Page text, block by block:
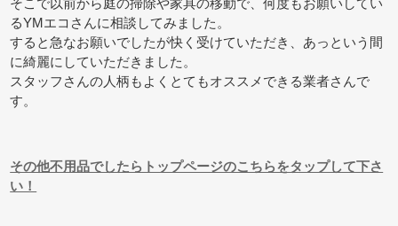
そこで以前から庭の掃除や家具の移動で、何度もお願いしてい
るYMエコさんに相談してみました。
すると急なお願いでしたが快く受けていただき、あっという間
に綺麗にしていただきました。
スタッフさんの人柄もよくとてもオススメできる業者さんで
す。
その他不用品でしたらトップページのこちらをタップして下さ
い！